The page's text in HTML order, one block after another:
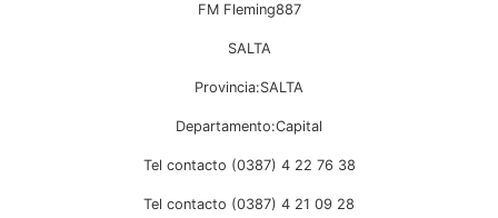
FM Fleming887
SALTA
Provincia:SALTA
Departamento:Capital
Tel contacto (0387) 4 22 76 38
Tel contacto (0387) 4 21 09 28